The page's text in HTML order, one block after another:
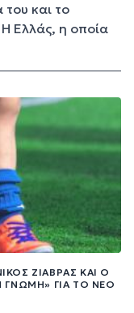
και το
Ελλάς, η οποία
ΖΙΆΒΡΑΣ ΚΑΙ Ο
ΓΝΏΜΗ» ΓΙΑ ΤΟ ΝΈΟ